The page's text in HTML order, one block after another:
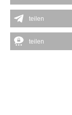
teilen
teilen